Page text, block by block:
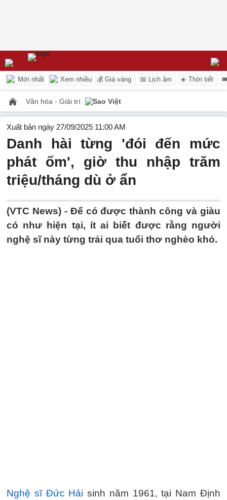
Mới nhất Xem nhiều 💰 Giá vàng 📅 Lịch âm ☀️ Thời tiết
Văn hóa - Giải trí Sao Việt
Xuất bản ngày 27/09/2025 11:00 AM
Danh hài từng 'đói đến mức
phát ốm', giờ thu nhập trăm
triệu/tháng dù ở ẩn
(VTC News) - Để có được thành công và giàu
có như hiện tại, ít ai biết được rằng người
nghệ sĩ này từng trải qua tuổi thơ nghèo khó.
Nghệ sĩ Đức Hải sinh năm 1961, tại Nam Định